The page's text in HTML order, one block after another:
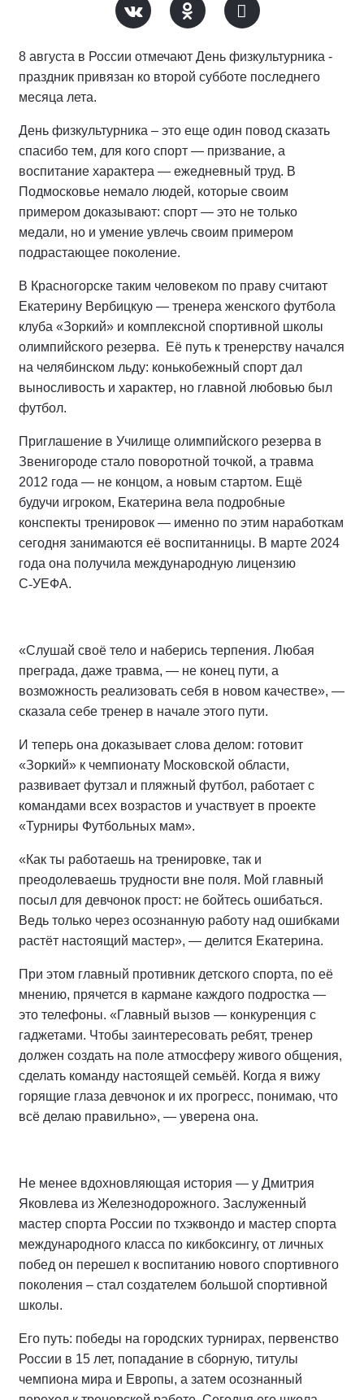
8 августа в России отмечают День физкультурника -
праздник привязан ко второй субботе последнего
месяца лета.
День физкультурника – это еще один повод сказать
спасибо тем, для кого спорт — призвание, а
воспитание характера — ежедневный труд. В
Подмосковье немало людей, которые своим
примером доказывают: спорт — это не только
медали, но и умение увлечь своим примером
подрастающее поколение.
В Красногорске таким человеком по праву считают
Екатерину Вербицкую — тренера женского футбола
клуба «Зоркий» и комплексной спортивной школы
олимпийского резерва.
Её путь к тренерству начался
на челябинском льду: конькобежный спорт дал
выносливость и характер, но главной любовью был
футбол.
Приглашение в Училище олимпийского резерва в
Звенигороде стало поворотной точкой, а травма
2012 года — не концом, а новым стартом. Ещё
будучи игроком, Екатерина вела подробные
конспекты тренировок — именно по этим наработкам
сегодня занимаются её воспитанницы. В марте 2024
года она получила международную лицензию
С‑УЕФА.
«Слушай своё тело и наберись терпения. Любая
преграда, даже травма, — не конец пути, а
возможность реализовать себя в новом качестве», —
сказала себе тренер в начале этого пути.
И теперь она доказывает слова делом: готовит
«Зоркий» к чемпионату Московской области,
развивает футзал и пляжный футбол, работает с
командами всех возрастов и участвует в проекте
«Турниры Футбольных мам».
«Как ты работаешь на тренировке, так и
преодолеваешь трудности вне поля. Мой главный
посыл для девчонок прост: не бойтесь ошибаться.
Ведь только через осознанную работу над ошибками
растёт настоящий мастер», — делится Екатерина.
При этом главный противник детского спорта, по её
мнению, прячется в кармане каждого подростка —
это телефоны. «Главный вызов — конкуренция с
гаджетами. Чтобы заинтересовать ребят, тренер
должен создать на поле атмосферу живого общения,
сделать команду настоящей семьёй. Когда я вижу
горящие глаза девчонок и их прогресс, понимаю, что
всё делаю правильно», — уверена она.
Не менее вдохновляющая история — у Дмитрия
Яковлева из Железнодорожного. Заслуженный
мастер спорта России по тхэквондо и мастер спорта
международного класса по кикбоксингу, от личных
побед он перешел к воспитанию нового спортивного
поколения – стал создателем большой спортивной
школы.
Его путь: победы на городских турнирах, первенство
России в 15 лет, попадание в сборную, титулы
чемпиона мира и Европы, а затем осознанный